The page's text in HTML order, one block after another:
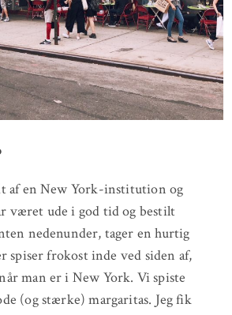
af en New York-institution og
været ude i god tid og bestilt
nedenunder, tager en hurtig
spiser frokost inde ved siden af,
man er i New York. Vi spiste
(og stærke) margaritas. Jeg fik